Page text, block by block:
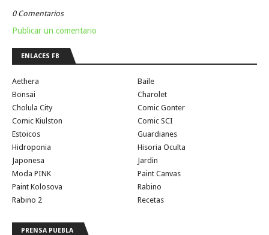
0 Comentarios
Publicar un comentario
ENLACES FB
Aethera
Baile
Bonsai
Charolet
Cholula City
Comic Gonter
Comic Kiulston
Comic SCI
Estoicos
Guardianes
Hidroponia
Hisoria Oculta
Japonesa
Jardin
Moda PINK
Paint Canvas
Paint Kolosova
Rabino
Rabino 2
Recetas
PRENSA PUEBLA